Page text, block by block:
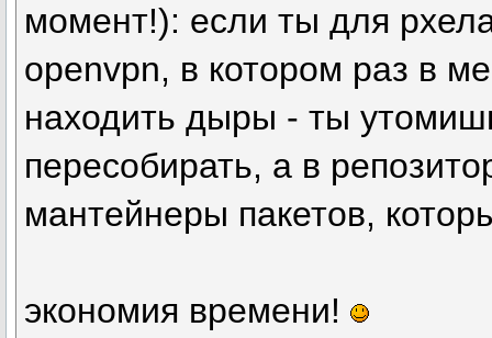
момент!): если ты для
openvpn, в котором раз в
находить дыры - ты
пересобирать, а в
мантейнеры пакетов,
экономия времени!